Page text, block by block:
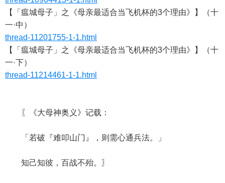
【「瘟城母子」之《母亲最适合当飞机杯的3个理由》】（十
一·中）
thread-11201755-1-1.html
【「瘟城母子」之《母亲最适合当飞机杯的3个理由》】（十
一·下）
thread-11214461-1-1.html
〖《大母神奥义》记载：
「若破『难叩山门』，则需心通兵法。」
知己知彼，百战不殆。〗